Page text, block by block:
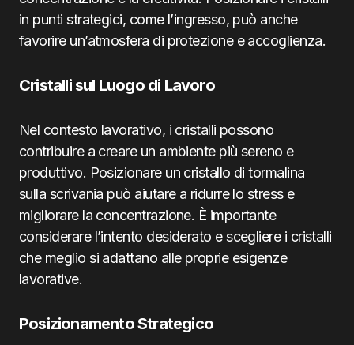
in punti strategici, come l’ingresso, può anche
favorire un’atmosfera di protezione e accoglienza.
Cristalli sul Luogo di Lavoro
Nel contesto lavorativo, i cristalli possono
contribuire a creare un ambiente più sereno e
produttivo. Posizionare un cristallo di tormalina
sulla scrivania può aiutare a ridurre lo stress e
migliorare la concentrazione. È importante
considerare l’intento desiderato e scegliere i cristalli
che meglio si adattano alle proprie esigenze
lavorative.
Posizionamento Strategico